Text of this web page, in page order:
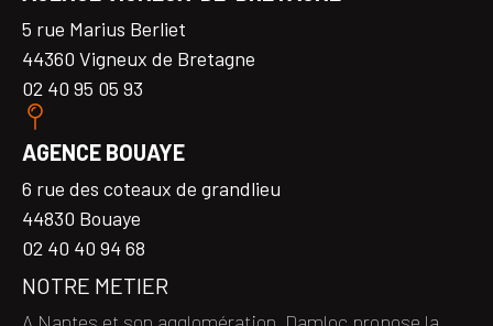
5 rue Marius Berliet
44360 Vigneux de Bretagne
02 40 95 05 93
AGENCE BOUAYE
6 rue des coteaux de grandlieu
44830 Bouaye
02 40 40 94 68
NOTRE METIER